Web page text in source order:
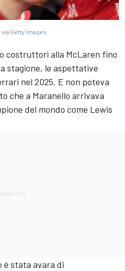
Getty Images
costruttori alla McLaren fino
stagione, le aspettative
nel 2025. E non poteva
che a Maranello arrivava
del mondo come Lewis
è stata avara di